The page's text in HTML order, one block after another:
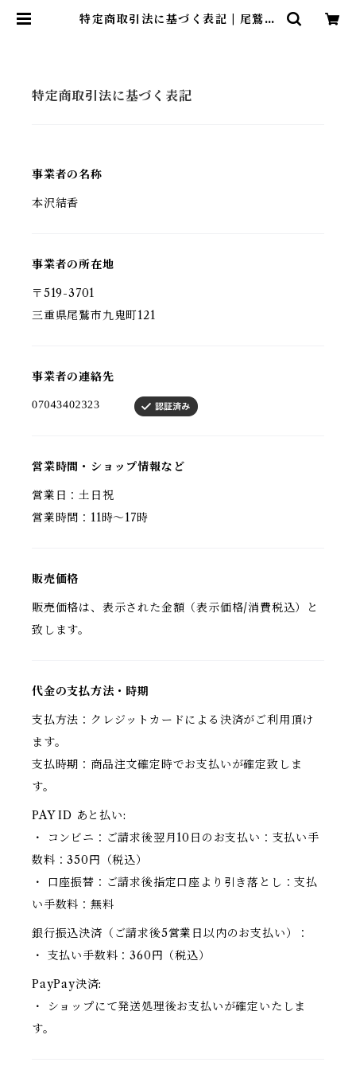
特定商取引法に基づく表記 | 尾鷲市
特定商取引法に基づく表記
事業者の名称
本沢結香
事業者の所在地
〒519-3701
三重県尾鷲市九鬼町121
事業者の連絡先
営業時間・ショップ情報など
営業日：土日祝
営業時間：11時〜17時
販売価格
販売価格は、表示された金額（表示価格/消費税込）と
致します。
代金の支払方法・時期
支払方法：クレジットカードによる決済がご利用頂け
ます。
支払時期：商品注文確定時でお支払いが確定致しま
す。
PAY ID あと払い:
・ コンビニ：ご請求後翌月10日のお支払い：支払い手
数料：350円（税込）
・ 口座振替：ご請求後指定口座より引き落とし：支払
い手数料：無料
銀行振込決済（ご請求後5営業日以内のお支払い）：
・ 支払い手数料：360円（税込）
PayPay決済:
・ ショップにて発送処理後お支払いが確定いたしま
す。